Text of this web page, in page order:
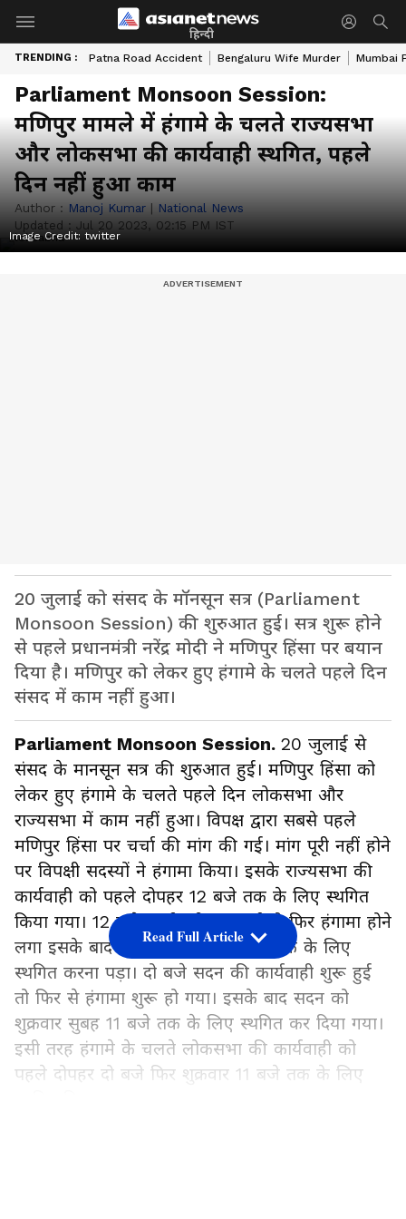
हिन्दी
TRENDING : Patna Road Accident Bengaluru Wife Murder Mumbai
Parliament Monsoon Session:
मणिपुर मामले में हंगामे के चलते राज्यसभा
और लोकसभा की कार्यवाही स्थगित, पहले
दिन नहीं हुआ काम
Author : Manoj Kumar | National News
Updated : Jul 20 2023, 02:15 PM IST
Image Credit: twitter
20 जुलाई को संसद के मॉनसून सत्र (Parliament
Monsoon Session) की शुरुआत हुई। सत्र शुरू होने
से पहले प्रधानमंत्री नरेंद्र मोदी ने मणिपुर हिंसा पर बयान
दिया है। मणिपुर को लेकर हुए हंगामे के चलते पहले दिन
संसद में काम नहीं हुआ।
Parliament Monsoon Session. 20 जुलाई से
संसद के मानसून सत्र की शुरुआत हुई। मणिपुर हिंसा को
लेकर हुए हंगामे के चलते पहले दिन लोकसभा और
राज्यसभा में काम नहीं हुआ। विपक्ष द्वारा सबसे पहले
मणिपुर हिंसा पर चर्चा की मांग की गई। मांग पूरी नहीं होने
पर विपक्षी सदस्यों ने हंगामा किया। इसके राज्यसभा की
कार्यवाही को पहले दोपहर 12 बजे तक के लिए स्थगित
किया गया। 12 बजे कार्यवाही शुरू हुई तो फिर हंगामा होने
लगा इसके बाद सदन को दोपहर 2 बजे तक के लिए
स्थगित करना पड़ा। दो बजे सदन की कार्यवाही शुरू हुई
तो फिर से हंगामा शुरू हो गया। इसके बाद सदन को
शुक्रवार सुबह 11 बजे तक के लिए स्थगित कर दिया गया।
इसी तरह हंगामे के चलते लोकसभा की कार्यवाही को
पहले दोपहर दो बजे फिर शुक्रवार 11 बजे तक के लिए
Read Full Article